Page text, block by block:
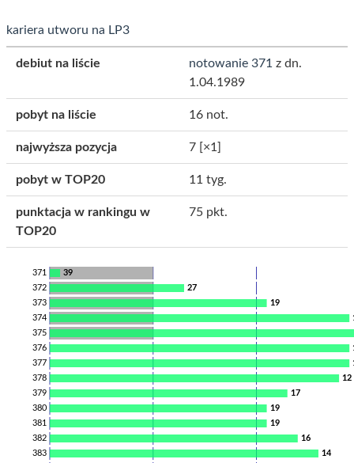
kariera utworu na LP3
debiut na liście notowanie 371 z dn.
1.04.1989
pobyt na liście 16 not.
najwyższa pozycja 7 [×1]
pobyt w TOP20 11 tyg.
punktacja w rankingu w
TOP20
75 pkt.
39
371
27
372
19
373
374
375
376
377
12
378
17
379
19
380
19
381
16
382
14
383